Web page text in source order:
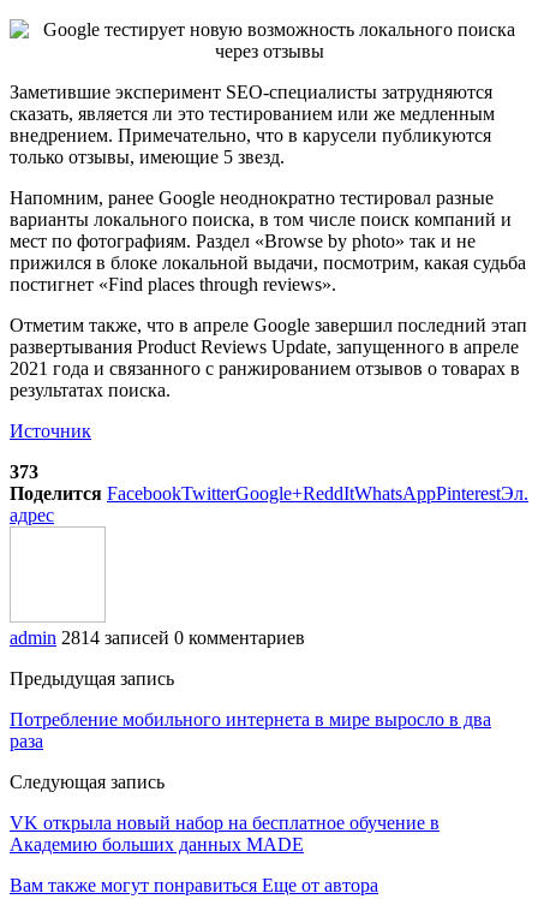
Заметившие эксперимент SEO-специалисты затрудняются
сказать, является ли это тестированием или же медленным
внедрением. Примечательно, что в карусели публикуются
только отзывы, имеющие 5 звезд.
Напомним, ранее Google неоднократно тестировал разные
варианты локального поиска, в том числе поиск компаний и
мест по фотографиям. Раздел «Browse by photo» так и не
прижился в блоке локальной выдачи, посмотрим, какая судьба
постигнет «Find places through reviews».
Отметим также, что в апреле Google завершил последний этап
развертывания Product Reviews Update, запущенного в апреле
2021 года и связанного с ранжированием отзывов о товарах в
результатах поиска.
Источник
373
Поделится FacebookTwitterGoogle+ReddItWhatsAppPinterestЭл.
адрес
admin 2814 записей 0 комментариев
Предыдущая запись
Потребление мобильного интернета в мире выросло в два
раза
Следующая запись
VK открыла новый набор на бесплатное обучение в
Академию больших данных MADE
Вам также могут понравиться Еще от автора